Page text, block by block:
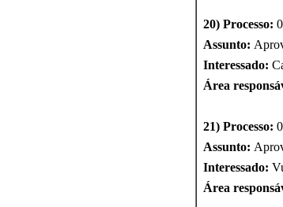
20) Processo:
Assunto:
Interessado:
Área
21) Processo:
Assunto:
Interessado:
Área